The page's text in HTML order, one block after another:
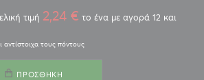
τιμή 2,24 € το ένα με αγορά 12 και
ΠΡΟΣΘΉΚΗ